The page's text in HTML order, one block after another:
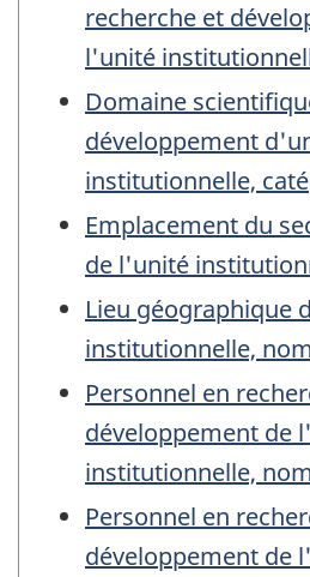
recherche et
l'unité
Domaine
développement
institutionnelle,
Emplacement du
de l'unité
Lieu géographique
institutionnelle, nom
Personnel en
développement de
institutionnelle,
Personnel en
développement de